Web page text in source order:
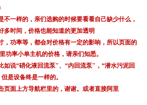
不一样的，亲们选购的时候要看看自己缺少什么，
多时间，价格也能知道的更加透明
，功率等，都会对价格有一定的影响，所以页面的
功率小单主机的价格，请亲们知悉。
如说“硝化液回流泵"、“内回流泵"，“潜水污泥回
是设备终是一样的。
页面上方导航栏里的，谢谢。或者直接阿里